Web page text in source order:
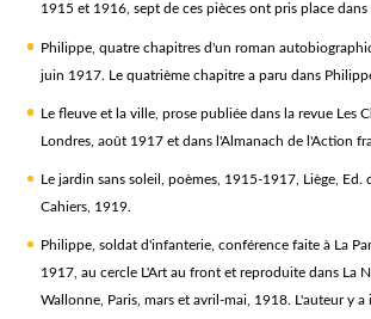
1915 et 1916, sept de ces pièces ont pris place dans
Philippe, quatre chapitres d'un roman
juin 1917. Le quatrième chapitre a paru dans
Le fleuve et la ville, prose publiée dans la revue Les
Londres, août 1917 et dans l'Almanach de l'Action
Le jardin sans soleil, poèmes, 1915-1917, Liège, Ed.
Cahiers, 1919.
Philippe, soldat d'infanterie, conférence faite à La
1917, au cercle L'Art au front et reproduite dans La
Wallonne, Paris, mars et avril-mai, 1918. L'auteur y a